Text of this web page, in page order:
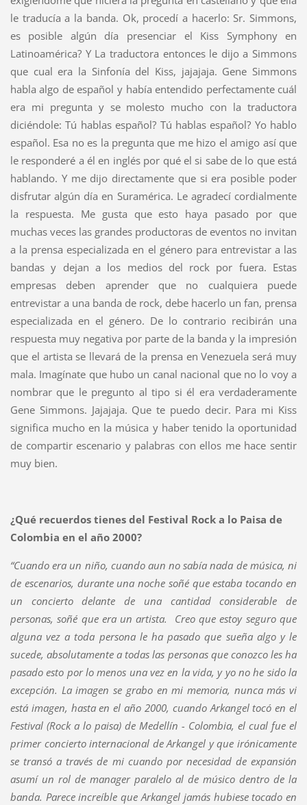
le traducía a la banda. Ok, procedí a hacerlo: Sr. Simmons,
es posible algún día presenciar el Kiss Symphony en
Latinoamérica? Y La traductora entonces le dijo a Simmons
que cual era la Sinfonía del Kiss, jajajaja. Gene Simmons
habla algo de español y había entendido perfectamente cuál
era mi pregunta y se molesto mucho con la traductora
diciéndole: Tú hablas español? Tú hablas español? Yo hablo
español. Esa no es la pregunta que me hizo el amigo así que
le responderé a él en inglés por qué el si sabe de lo que está
hablando. Y me dijo directamente que si era posible poder
disfrutar algún día en Suramérica. Le agradecí cordialmente
la respuesta. Me gusta que esto haya pasado por que
muchas veces las grandes productoras de eventos no invitan
a la prensa especializada en el género para entrevistar a las
bandas y dejan a los medios del rock por fuera. Estas
empresas deben aprender que no cualquiera puede
entrevistar a una banda de rock, debe hacerlo un fan, prensa
especializada en el género. De lo contrario recibirán una
respuesta muy negativa por parte de la banda y la impresión
que el artista se llevará de la prensa en Venezuela será muy
mala. Imagínate que hubo un canal nacional que no lo voy a
nombrar que le pregunto al tipo si él era verdaderamente
Gene Simmons. Jajajaja. Que te puedo decir. Para mi Kiss
significa mucho en la música y haber tenido la oportunidad
de compartir escenario y palabras con ellos me hace sentir
muy bien.
¿Qué recuerdos tienes del Festival Rock a lo Paisa de
Colombia en el año 2000?
“Cuando era un niño, cuando aun no sabía nada de música, ni
de escenarios, durante una noche soñé que estaba tocando en
un concierto delante de una cantidad considerable de
personas, soñé que era un artista. Creo que estoy seguro que
alguna vez a toda persona le ha pasado que sueña algo y le
sucede, absolutamente a todas las personas que conozco les ha
pasado esto por lo menos una vez en la vida, y yo no he sido la
excepción. La imagen se grabo en mi memoria, nunca más vi
está imagen, hasta en el año 2000, cuando Arkangel tocó en el
Festival (Rock a lo paisa) de Medellín - Colombia, el cual fue el
primer concierto internacional de Arkangel y que irónicamente
se transó a través de mi cuando por necesidad de expansión
asumí un rol de manager paralelo al de músico dentro de la
banda. Parece increíble que Arkangel jamás hubiese tocado en